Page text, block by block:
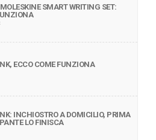
SMART WRITING SET:
ECCO COME FUNZIONA
INCHIOSTRO A DOMICILIO, PRIMA
LO FINISCA